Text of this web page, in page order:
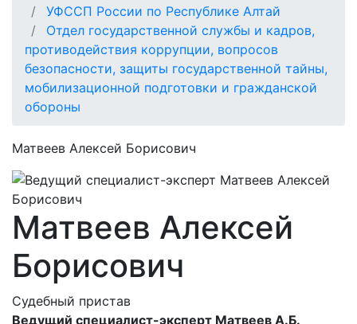
УФССП России по Республике Алтай
Отдел государственной службы и кадров,
противодействия коррупции, вопросов
безопасности, защиты государственной тайны,
мобилизационной подготовки и гражданской
обороны
Матвеев Алексей Борисович
Матвеев Алексей
Борисович
Судебный пристав
Ведущий специалист-эксперт Матвеев А.Б.